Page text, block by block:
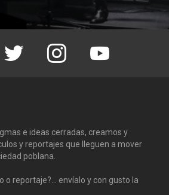
Twitter Instagram Youtube
e ideas cerradas, creamos y
y reportajes que lleguen a mover
poblana.
o reportaje?… envíalo y con gusto la